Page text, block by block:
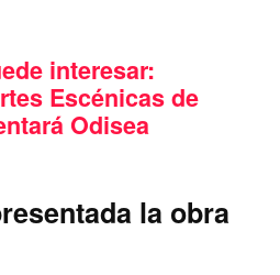
interesar:
Escénicas de
Odisea
la obra